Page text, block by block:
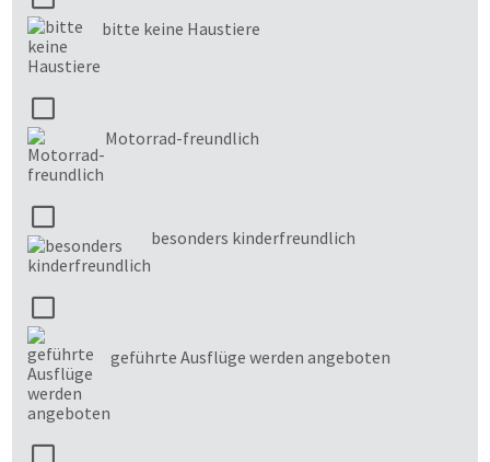
bitte keine Haustiere
Motorrad-freundlich
besonders kinderfreundlich
geführte Ausflüge werden angeboten